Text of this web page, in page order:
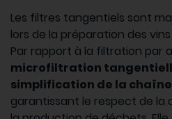
Les filtres tangentiels sont
lors de la préparation des
Par rapport à la filtration par
microfiltration
simplification de la
garantissant le respect de la